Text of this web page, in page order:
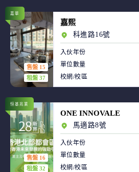
售盤 15
租盤 37
嘉華
嘉熙
科進路16號
入伙年份
單位數量
校網/校區
售盤 16
租盤 32
恒基兆業
ONE INNOVALE
馬適路8號
入伙年份
單位數量
校網/校區